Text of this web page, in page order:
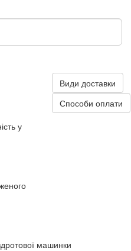
у
Види доставки
Способи оплати
машинки